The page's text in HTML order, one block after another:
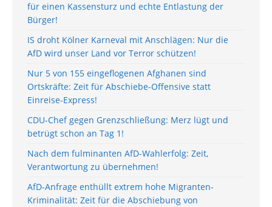
für einen Kassensturz und echte Entlastung der
Bürger!
IS droht Kölner Karneval mit Anschlägen: Nur die
AfD wird unser Land vor Terror schützen!
Nur 5 von 155 eingeflogenen Afghanen sind
Ortskräfte: Zeit für Abschiebe-Offensive statt
Einreise-Express!
CDU-Chef gegen Grenzschließung: Merz lügt und
betrügt schon an Tag 1!
Nach dem fulminanten AfD-Wahlerfolg: Zeit,
Verantwortung zu übernehmen!
AfD-Anfrage enthüllt extrem hohe Migranten-
Kriminalität: Zeit für die Abschiebung von